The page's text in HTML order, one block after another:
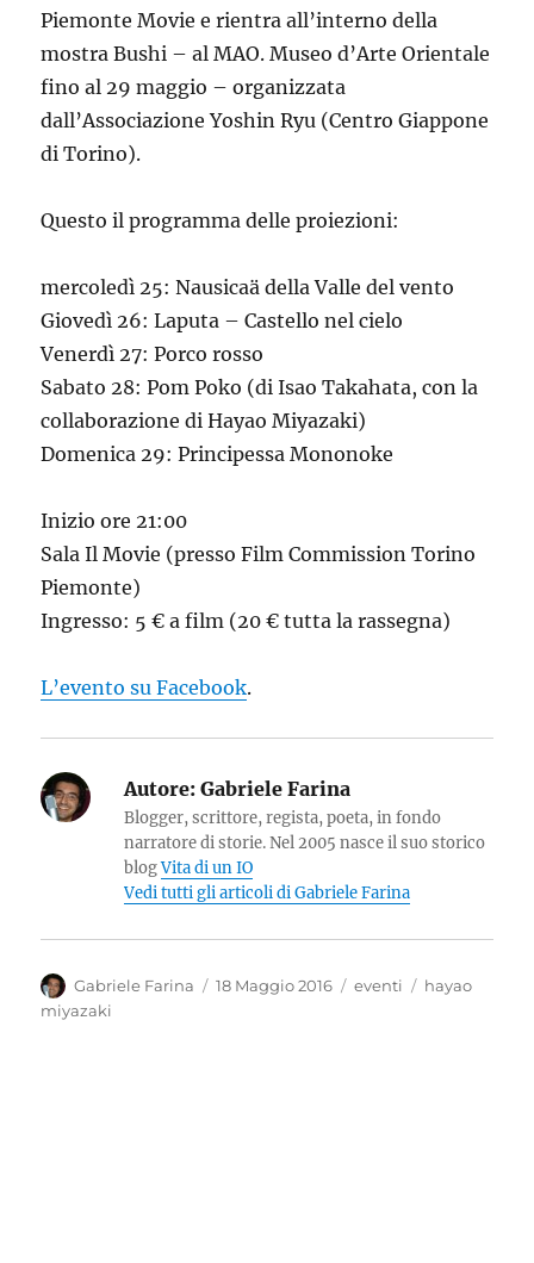
Piemonte Movie e rientra all’interno della
mostra Bushi – al MAO. Museo d’Arte Orientale
fino al 29 maggio – organizzata
dall’Associazione Yoshin Ryu (Centro Giappone
di Torino).
Questo il programma delle proiezioni:
mercoledì 25: Nausicaä della Valle del vento
Giovedì 26: Laputa – Castello nel cielo
Venerdì 27: Porco rosso
Sabato 28: Pom Poko (di Isao Takahata, con la
collaborazione di Hayao Miyazaki)
Domenica 29: Principessa Mononoke
Inizio ore 21:00
Sala Il Movie (presso Film Commission Torino
Piemonte)
Ingresso: 5 € a film (20 € tutta la rassegna)
L’evento su Facebook.
Autore: Gabriele Farina
Blogger, scrittore, regista, poeta, in fondo
narratore di storie. Nel 2005 nasce il suo storico
blogVita di un IO
Vedi tutti gli articoli di Gabriele Farina
Autore
Gabriele Farina
Pubblicato
18 Maggio 2016 Categorie
eventi Tag
hayao
miyazaki